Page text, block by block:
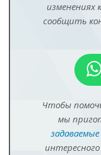
изменениях
сообщить
Чтобы
мы
интересного